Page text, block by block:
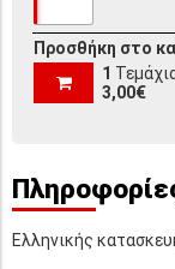
Προσθήκη στο
1
3,00€
Ελληνικής